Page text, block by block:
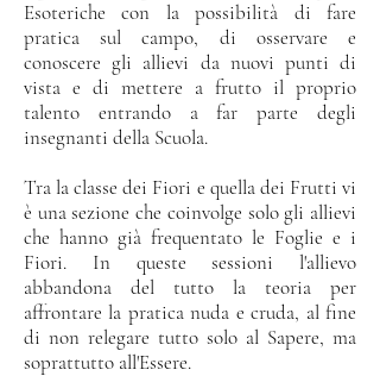
Esoteriche con la possibilità di fare
pratica sul campo, di osservare e
conoscere gli allievi da nuovi punti di
vista e di mettere a frutto il proprio
talento entrando a far parte degli
insegnanti della Scuola.
Tra la classe dei Fiori e quella dei Frutti vi
è una sezione che coinvolge solo gli allievi
che hanno già frequentato le Foglie e i
Fiori. In queste sessioni l'allievo
abbandona del tutto la teoria per
affrontare la pratica nuda e cruda, al fine
di non relegare tutto solo al Sapere, ma
soprattutto all'Essere.